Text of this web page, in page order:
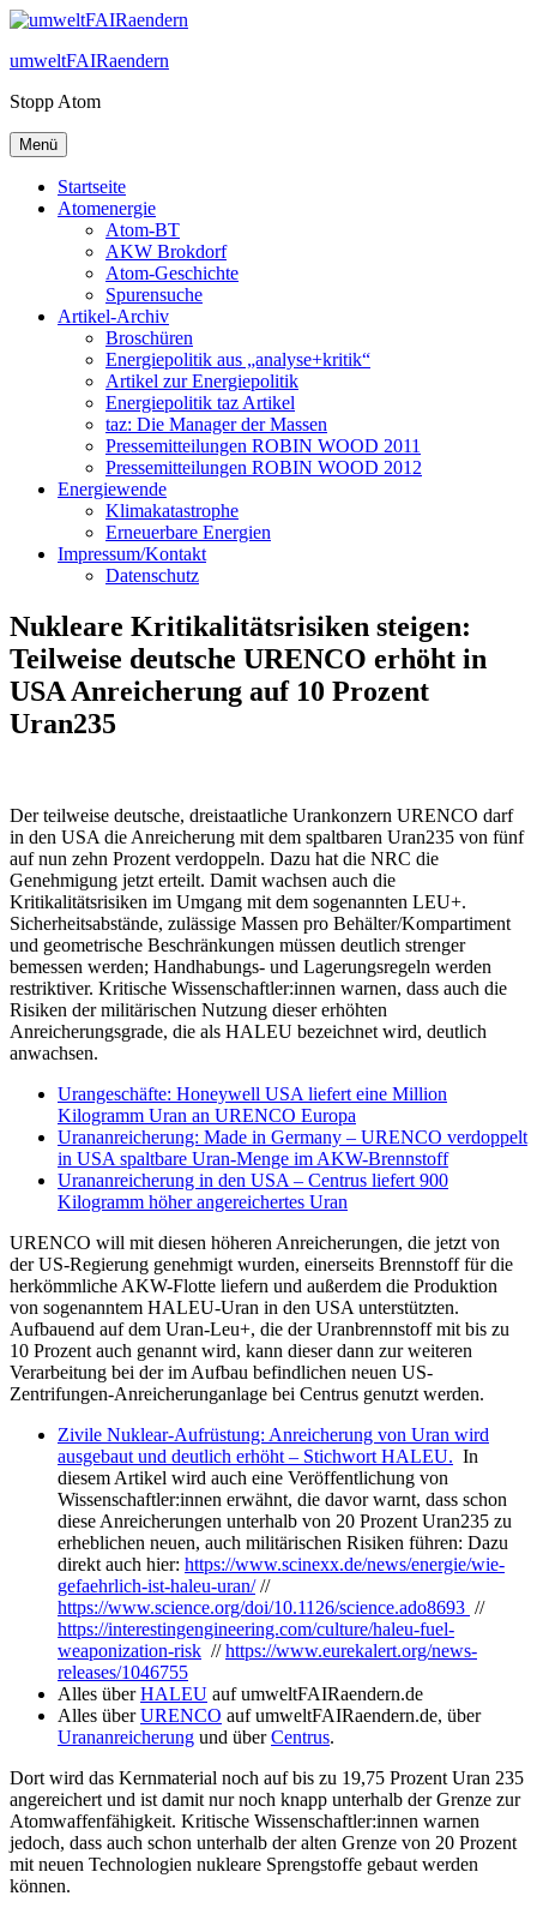
Zum
springen
umweltFAIRaendern
Stopp Atom
Menü
Startseite
Atomenergie
Atom-BT
AKW Brokdorf
Atom-Geschichte
Spurensuche
Artikel-Archiv
Broschüren
Energiepolitik aus „analyse+kritik“
Artikel zur Energiepolitik
Energiepolitik taz Artikel
taz: Die Manager der Massen
Pressemitteilungen ROBIN WOOD 2011
Pressemitteilungen ROBIN WOOD 2012
Energiewende
Klimakatastrophe
Erneuerbare Energien
Impressum/Kontakt
Datenschutz
Nukleare Kritikalitätsrisiken steigen:
Teilweise deutsche URENCO erhöht in
USA Anreicherung auf 10 Prozent
Uran235
Der teilweise deutsche, dreistaatliche Urankonzern URENCO darf
in den USA die Anreicherung mit dem spaltbaren Uran235 von fünf
auf nun zehn Prozent verdoppeln. Dazu hat die NRC die
Genehmigung jetzt erteilt. Damit wachsen auch die
Kritikalitätsrisiken im Umgang mit dem sogenannten LEU+.
Sicherheitsabstände, zulässige Massen pro Behälter/Kompartiment
und geometrische Beschränkungen müssen deutlich strenger
bemessen werden; Handhabungs- und Lagerungsregeln werden
restriktiver. Kritische Wissenschaftler:innen warnen, dass auch die
Risiken der militärischen Nutzung dieser erhöhten
Anreicherungsgrade, die als HALEU bezeichnet wird, deutlich
anwachsen.
Urangeschäfte: Honeywell USA liefert eine Million
Kilogramm Uran an URENCO Europa
Urananreicherung: Made in Germany – URENCO verdoppelt
in USA spaltbare Uran-Menge im AKW-Brennstoff
Urananreicherung in den USA – Centrus liefert 900
Kilogramm höher angereichertes Uran
URENCO will mit diesen höheren Anreicherungen, die jetzt von
der US-Regierung genehmigt wurden, einerseits Brennstoff für die
herkömmliche AKW-Flotte liefern und außerdem die Produktion
von sogenanntem HALEU-Uran in den USA unterstützten.
Aufbauend auf dem Uran-Leu+, die der Uranbrennstoff mit bis zu
10 Prozent auch genannt wird, kann dieser dann zur weiteren
Verarbeitung bei der im Aufbau befindlichen neuen US-
Zentrifungen-Anreicherunganlage bei Centrus genutzt werden.
Zivile Nuklear-Aufrüstung: Anreicherung von Uran wird
ausgebaut und deutlich erhöht – Stichwort HALEU. In
diesem Artikel wird auch eine Veröffentlichung von
Wissenschaftler:innen erwähnt, die davor warnt, dass schon
diese Anreicherungen unterhalb von 20 Prozent Uran235 zu
erheblichen neuen, auch militärischen Risiken führen: Dazu
direkt auch hier: https://www.scinexx.de/news/energie/wie-
gefaehrlich-ist-haleu-uran///
https://www.science.org/doi/10.1126/science.ado8693 //
https://interestingengineering.com/culture/haleu-fuel-
weaponization-risk //https://www.eurekalert.org/news-
releases/1046755
Alles überHALEU auf umweltFAIRaendern.de
Alles überURENCO auf umweltFAIRaendern.de, über
Urananreicherung und überCentrus.
Dort wird das Kernmaterial noch auf bis zu 19,75 Prozent Uran 235
angereichert und ist damit nur noch knapp unterhalb der Grenze zur
Atomwaffenfähigkeit. Kritische Wissenschaftler:innen warnen
jedoch, dass auch schon unterhalb der alten Grenze von 20 Prozent
mit neuen Technologien nukleare Sprengstoffe gebaut werden
können.